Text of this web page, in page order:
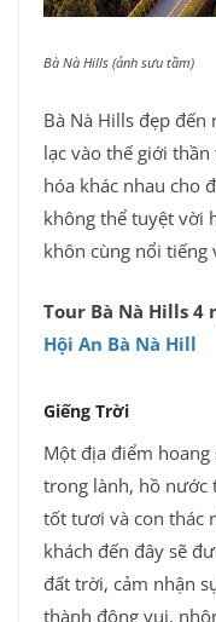
Bà Nà Hills (ảnh sưu tầm)
Bà Nà Hills đẹp
lạc vào thế giới
hóa khác nhau cho
không thể tuyệt vời
khôn cùng nổi tiếng
Tour Bà Nà Hills 4
Hội An Bà Nà Hill
Giếng Trời
Một địa điểm
trong lành, hồ nước
tốt tươi và con thác
khách đến đây sẽ
đất trời, cảm nhận
thành đông vui,